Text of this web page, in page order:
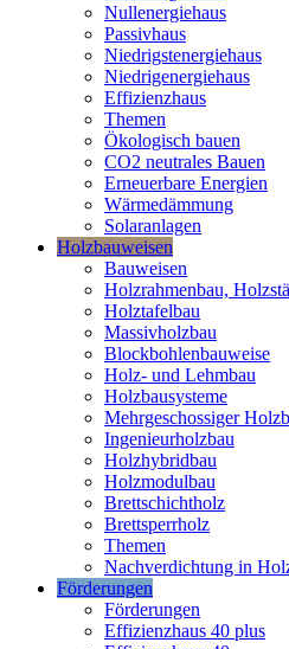
Nullenergiehaus
Passivhaus
Niedrigstenergiehaus
Niedrigenergiehaus
Effizienzhaus
Themen
Ökologisch bauen
CO2 neutrales Bauen
Erneuerbare Energien
Wärmedämmung
Solaranlagen
Holzbauweisen
Bauweisen
Holzrahmenbau,
Holztafelbau
Massivholzbau
Blockbohlenbauweise
Holz- und Lehmbau
Holzbausysteme
Mehrgeschossiger
Ingenieurholzbau
Holzhybridbau
Holzmodulbau
Brettschichtholz
Brettsperrholz
Themen
Nachverdichtung in
Förderungen
Förderungen
Effizienzhaus 40 plus